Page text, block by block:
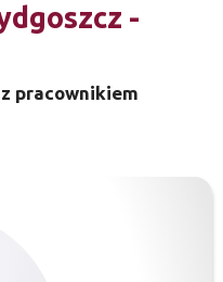
-
pracownikiem